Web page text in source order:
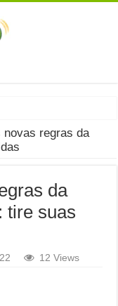
o Consumo é
: O que Diz a
em conserva durante
os riscos na gravidez
Paz e a Lei do
novas regras da
da
tire suas
12 Views